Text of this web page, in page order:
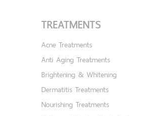
TREATMENTS
Acne Treatments
Anti Aging Treatments
Brightening & Whitening
Dermatitis Treatments
Nourishing Treatments